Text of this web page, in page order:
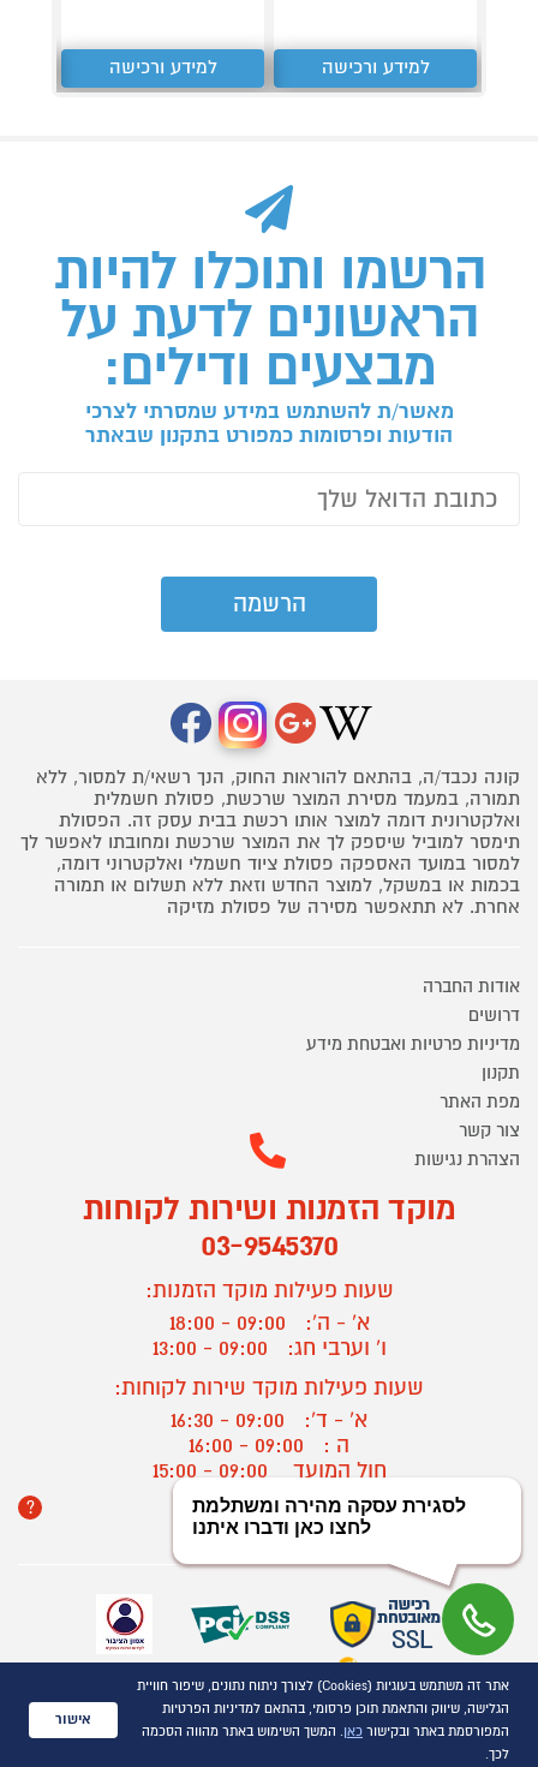
למידע ורכישה למידע ורכישה
הרשמו ותוכלו להיות
הראשונים לדעת על
מבצעים ודילים:
מאשר/ת להשתמש במידע שמסרתי לצרכי
הודעות ופרסומות כמפורט בתקנון שבאתר
קונה נכבד/ה, בהתאם להוראות החוק, הנך רשאי/ת למסור, ללא
תמורה, במעמד מסירת המוצר שרכשת, פסולת חשמלית
ואלקטרונית דומה למוצר אותו רכשת בבית עסק זה. הפסולת
תימסר למוביל שיספק לך את המוצר שרכשת ומחובתו לאפשר לך
למסור במועד האספקה פסולת ציוד חשמלי ואלקטרוני דומה,
בכמות או במשקל, למוצר החדש וזאת ללא תשלום או תמורה
אחרת. לא תתאפשר מסירה של פסולת מזיקה
אודות החברה
דרושים
מדיניות פרטיות ואבטחת מידע
תקנון
מפת האתר
צור קשר
הצהרת נגישות
מוקד הזמנות ושירות לקוחות
03-9545370
שעות פעילות מוקד הזמנות:
א' - ה':
09:00 - 18:00
ו' וערבי חג:
09:00 - 13:00
שעות פעילות מוקד שירות לקוחות:
א' - ד':
09:00 - 16:30
ה :
09:00 - 16:00
חול המועד
? יצירת קשר/ביטול הזמנה
כל הזכויות שמורות P1000© 2021
התמונות להמחשה בלבד
ט.ל.ח.
אתר זה משתמש בעוגיות (Cookies) לצורך ניתוח נתונים, שיפור חוויית
הגלישה, שיווק והתאמת תוכן פרסומי, בהתאם למדיניות הפרטיות
המפורסמת באתר ובקישור כאן. המשך השימוש באתר מהווה הסכמה
לכך.
אישור